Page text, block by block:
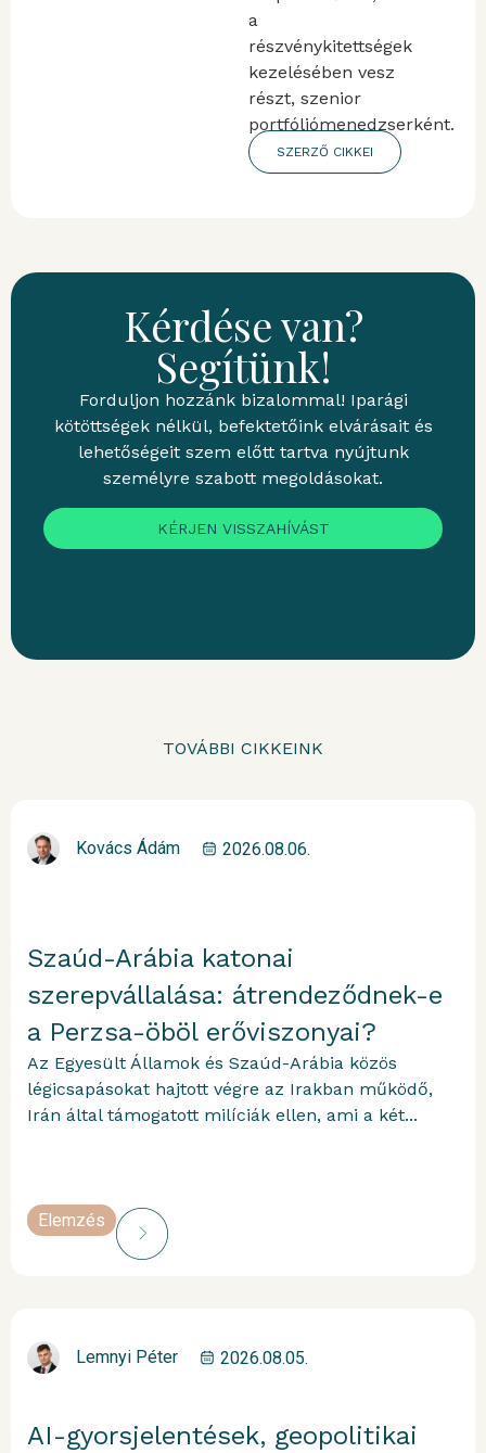
a
részvénykitettségek
kezelésében vesz
részt, szenior
portfóliómenedzserként.
SZERZŐ CIKKEI
Kérdése van?
Segítünk!
Forduljon hozzánk bizalommal! Iparági
kötöttségek nélkül, befektetőink elvárásait és
lehetőségeit szem előtt tartva nyújtunk
személyre szabott megoldásokat.
KÉRJEN VISSZAHÍVÁST
TOVÁBBI CIKKEINK
Kovács Ádám 2026.08.06.
Szaúd-Arábia katonai
szerepvállalása: átrendeződnek-e
a Perzsa-öböl erőviszonyai?
Az Egyesült Államok és Szaúd-Arábia közös
légicsapásokat hajtott végre az Irakban működő,
Irán által támogatott milíciák ellen, ami a két...
Elemzés
Lemnyi Péter 2026.08.05.
AI-gyorsjelentések, geopolitikai